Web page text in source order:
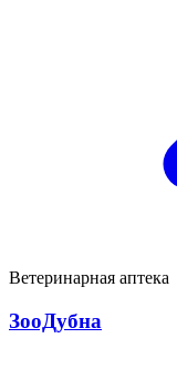
Ветеринарная аптека
ЗооДубна